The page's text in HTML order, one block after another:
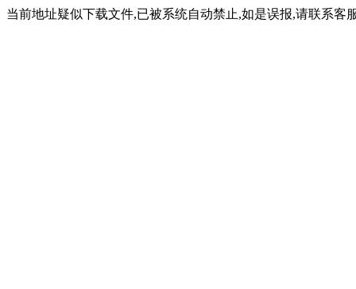
当前地址疑似下载文件,已被系统自动禁止,如是误报,请联系客